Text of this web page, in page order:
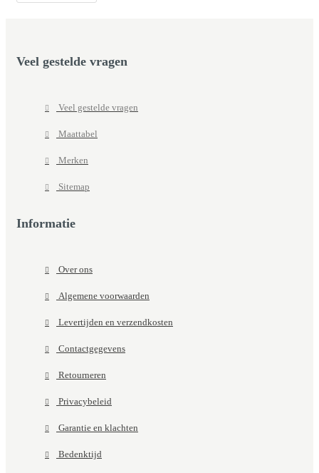
Veel gestelde vragen
Veel gestelde vragen
Maattabel
Merken
Sitemap
Informatie
Over ons
Algemene voorwaarden
Levertijden en verzendkosten
Contactgegevens
Retourneren
Privacybeleid
Garantie en klachten
Bedenktijd